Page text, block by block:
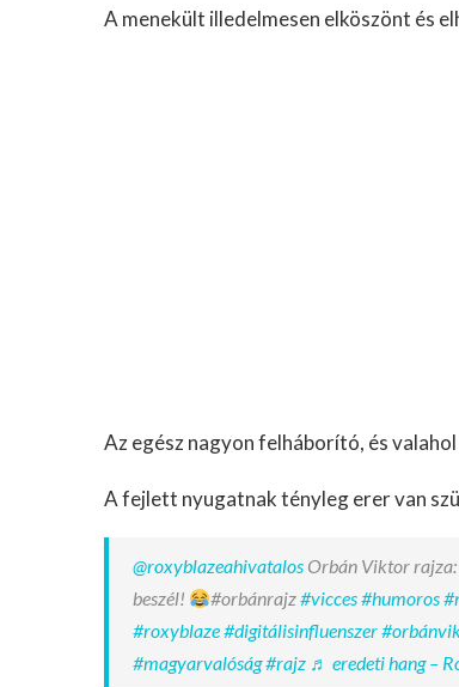
A menekült illedelmesen elköszönt és
Az egész nagyon felháborító, és
A fejlett nyugatnak tényleg erer van
@roxyblazeahivatalos Orbán Viktor
beszél!
#orbánrajz#vicces#humoros
#roxyblaze#digitálisinfluenszer
#magyarvalóság#rajz ♬ eredeti hang –